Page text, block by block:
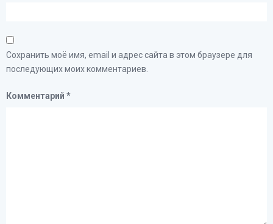
Сохранить моё имя, email и адрес сайта в этом браузере для
последующих моих комментариев.
Комментарий *